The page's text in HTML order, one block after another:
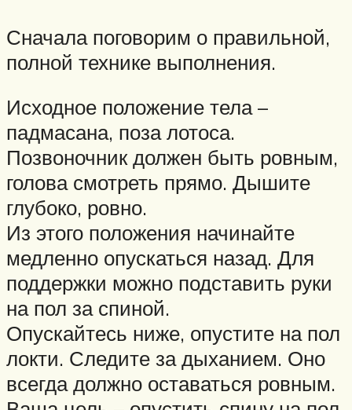
Сначала поговорим о правильной,
полной технике выполнения.
Исходное положение тела –
падмасана, поза лотоса.
Позвоночник должен быть ровным,
голова смотреть прямо. Дышите
глубоко, ровно.
Из этого положения начинайте
медленно опускаться назад. Для
поддержки можно подставить руки
на пол за спиной.
Опускайтесь ниже, опустите на пол
локти. Следите за дыханием. Оно
всегда должно оставаться ровным.